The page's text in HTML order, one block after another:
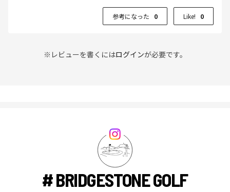
参考になった 0 Like! 0
※レビューを書くにはログインが必要です。
# BRIDGESTONE GOLF